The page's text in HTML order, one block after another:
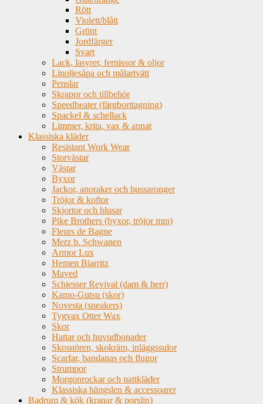
Rött
Violett/blått
Grönt
Jordfärger
Svart
Lack, lasyrer, fernissor & oljor
Linoljesåpa och målartvätt
Penslar
Skrapor och tillbehör
Speedheater (färgborttagning)
Spackel & schellack
Limmer, krita, vax & annat
Klassiska kläder
Resistant Work Wear
Storvästar
Västar
Byxor
Jackor, anoraker och bussaronger
Tröjor & koftor
Skjortor och blusar
Pike Brothers (byxor, tröjor mm)
Fleurs de Bagne
Merz b. Schwanen
Armor Lux
Hemen Biarritz
Mayed
Schiesser Revival (dam & herr)
Kamo-Gutsu (skor)
Novesta (sneakers)
Tygvax Otter Wax
Skor
Hattar och huvudbonader
Skosnören, skokräm, inläggssulor
Scarfar, bandanas och flugor
Strumpor
Morgonrockar och nattkläder
Klassiska hängslen & accessoarer
Badrum & kök (kranar & porslin)